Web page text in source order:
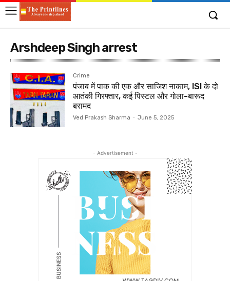
Arshdeep Singh arrest
Crime
पंजाब में पाक की एक और साजिश नाकाम, ISI के दो
आतंकी गिरफ्तार, कई पिस्टल और गोला-बारूद
बरामद
Ved Prakash Sharma - June 5, 2025
- Advertisement -